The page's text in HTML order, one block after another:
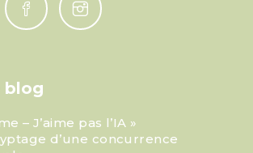
blog
– J’aime pas l’IA »
d’une concurrence